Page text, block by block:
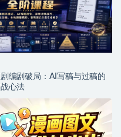
编剧破局：AI写稿与过稿的
心法